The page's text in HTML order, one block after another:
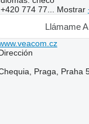
+420 774 77... Mostrar
Llámame
Praga, Praha